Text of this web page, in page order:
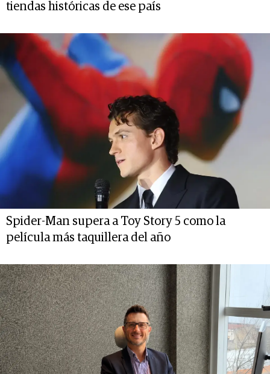
tiendas históricas de ese país
Spider-Man supera a Toy Story 5 como la
película más taquillera del año